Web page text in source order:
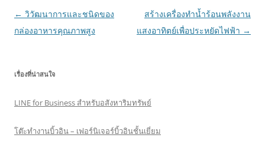
Post
navigation
← วิวัฒนาการและชนิดของ
กล่องอาหารคุณภาพสูง
สร้างเครื่องทำน้ำร้อนพลังงาน
แสงอาทิตย์เพื่อประหยัดไฟฟ้า →
เรื่องที่น่าสนใจ
LINE for Business สำหรับอสังหาริมทรัพย์
โต๊ะทำงานบิ้วอิน – เฟอร์นิเจอร์บิ้วอินชั้นเยี่ยม